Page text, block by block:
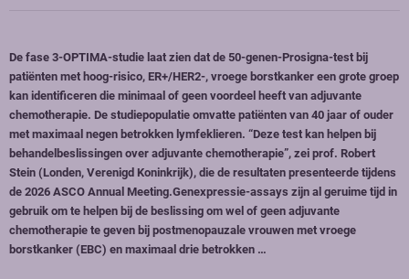
De fase 3-OPTIMA-studie laat zien dat de 50-genen-Prosigna-test bij
patiënten met hoog-risico, ER+/HER2-, vroege borstkanker een grote groep
kan identificeren die minimaal of geen voordeel heeft van adjuvante
chemotherapie. De studiepopulatie omvatte patiënten van 40 jaar of ouder
met maximaal negen betrokken lymfeklieren. “Deze test kan helpen bij
behandelbeslissingen over adjuvante chemotherapie”, zei prof. Robert
Stein (Londen, Verenigd Koninkrijk), die de resultaten presenteerde tijdens
de 2026 ASCO Annual Meeting.Genexpressie-assays zijn al geruime tijd in
gebruik om te helpen bij de beslissing om wel of geen adjuvante
chemotherapie te geven bij postmenopauzale vrouwen met vroege
borstkanker (EBC) en maximaal drie betrokken …